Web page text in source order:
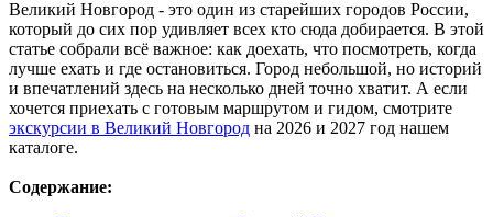
Великий Новгород - это один из старейших городов России,
который до сих пор удивляет всех кто сюда добирается. В этой
статье собрали всё важное: как доехать, что посмотреть, когда
лучше ехать и где остановиться. Город небольшой, но историй
и впечатлений здесь на несколько дней точно хватит. А если
хочется приехать с готовым маршрутом и гидом, смотрите
экскурсии в Великий Новгород на 2026 и 2027 год нашем
каталоге.
Содержание: